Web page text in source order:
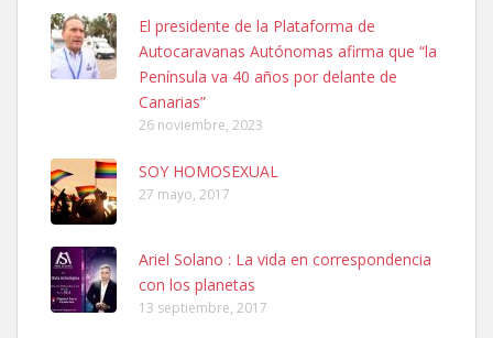
SHIBA PERDIDO AVDA JOSE MESA Y LOPEZ
PERRO MACHO RAZA SHIBA CON MICROCHIP PERDIDO HOY
06/07/2025 ZONA MESA Y LOPEZ. ES MUY ASUSTADIZO
Leales.org » Gran Canaria
6.7.2025
Ninfa perdida
El día 5 se los perdió una ninfa papillera, asustada tiene miedo a la
calle, se perdió por la zon...
El presidente de la Plataforma de
Autocaravanas Autónomas afirma que “la
Península va 40 años por delante de
Canarias”
26 noviembre, 2023
SOY HOMOSEXUAL
27 mayo, 2017
Ariel Solano : La vida en correspondencia
con los planetas
13 septiembre, 2017